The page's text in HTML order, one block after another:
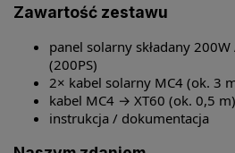
Zawartość zestawu
panel solarny składany 200W
(200PS)
2× kabel solarny MC4 (ok. 3
kabel MC4 → XT60 (ok. 0,5 m)
instrukcja / dokumentacja